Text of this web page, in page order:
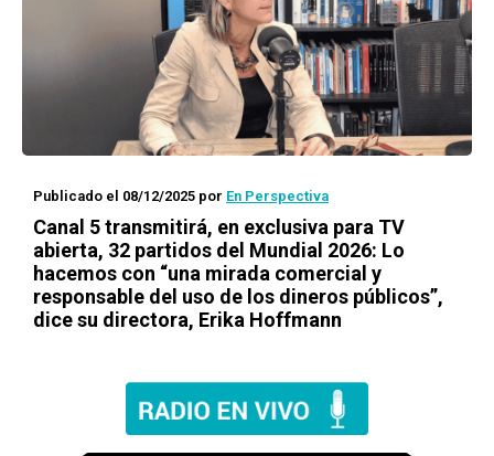
Publicado el 08/12/2025 por En Perspectiva
Canal 5 transmitirá, en exclusiva para TV
abierta, 32 partidos del Mundial 2026: Lo
hacemos con “una mirada comercial y
responsable del uso de los dineros públicos”,
dice su directora, Erika Hoffmann